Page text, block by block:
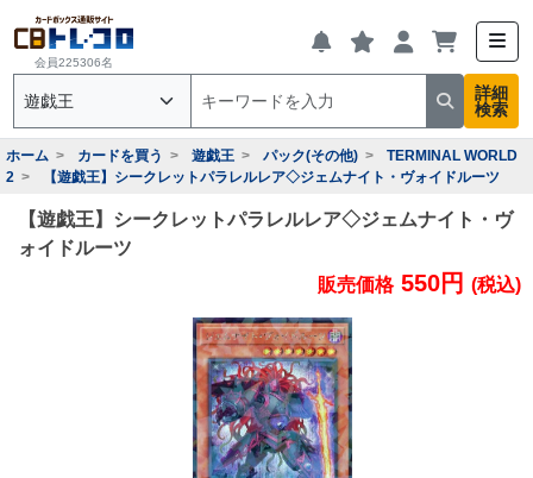
会員225306名
詳細
検索
ホーム カードを買う 遊戯王 パック(その他)
TERMINAL WORLD
2
【遊戯王】シークレットパラレルレア◇ジェムナイト・ヴォイドルーツ
【遊戯王】シークレットパラレルレア◇ジェムナイト・ヴ
ォイドルーツ
販売価格 550円 (税込)